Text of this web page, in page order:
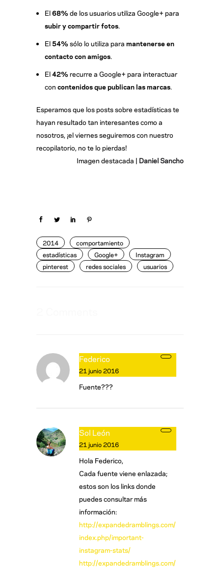
El68%de los usuarios utiliza Google+ para
subir y compartir fotos.
El54%sólo lo utiliza para mantenerse en
contacto con amigos.
El42%recurre a Google+ para interactuar
con contenidos que publican las marcas.
Esperamos que los posts sobre estadísticas te
hayan resultado tan interesantes como a
nosotros, ¡el viernes seguiremos con nuestro
recopilatorio, no te lo pierdas!
Imagen destacada | Daniel Sancho
2014
comportamiento
estadísticas
Google+
Instagram
pinterest
redes sociales usuarios
Federico
21 junio 2016
Fuente???
Sol León
21 junio 2016
Hola Federico,
Cada fuente viene enlazada;
estos son los links donde
puedes consultar más
información:
http://expandedramblings.com/
index.php/important-
instagram-stats/
http://expandedramblings.com/